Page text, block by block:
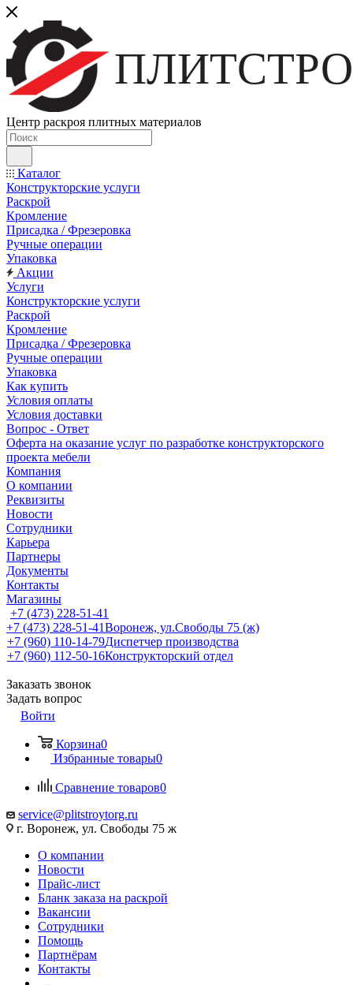
Центр раскроя плитных материалов
Каталог
Конструкторские услуги
Раскрой
Кромление
Присадка / Фрезеровка
Ручные операции
Упаковка
Акции
Услуги
Конструкторские услуги
Раскрой
Кромление
Присадка / Фрезеровка
Ручные операции
Упаковка
Как купить
Условия оплаты
Условия доставки
Вопрос - Ответ
Оферта на оказание услуг по разработке конструкторского
проекта мебели
Компания
О компании
Реквизиты
Новости
Сотрудники
Карьера
Партнеры
Документы
Контакты
Магазины
+7 (473) 228-51-41
+7 (473) 228-51-41Воронеж, ул.Свободы 75 (ж)
+7 (960) 110-14-79Диспетчер производства
+7 (960) 112-50-16Конструкторский отдел
Заказать звонок
Задать вопрос
Войти
Корзина0
Избранные товары0
Сравнение товаров0
service@plitstroytorg.ru
г. Воронеж, ул. Свободы 75 ж
О компании
Новости
Прайс-лист
Бланк заказа на раскрой
Вакансии
Сотрудники
Помощь
Партнёрам
Контакты